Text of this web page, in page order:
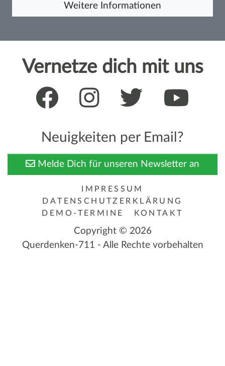
Weitere Informationen
Vernetze dich mit uns
Neuigkeiten per Email?
Melde Dich für unseren Newsletter an
IMPRESSUM
DATENSCHUTZERKLÄRUNG
DEMO-TERMINE
KONTAKT
Copyright © 2026
Querdenken-711 - Alle Rechte vorbehalten